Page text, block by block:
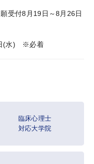
受付8月19日～8月26日
(水) ※必着
臨床心理士
対応大学院